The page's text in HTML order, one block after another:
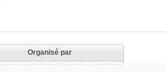
Organisé par